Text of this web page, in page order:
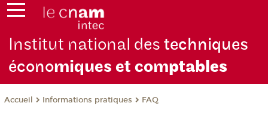
Institut national destechniques
économiques et comptables
Accueil Informations pratiques FAQ